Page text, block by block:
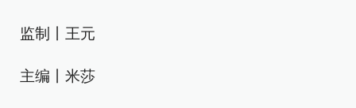
监制丨王元
主编丨米莎